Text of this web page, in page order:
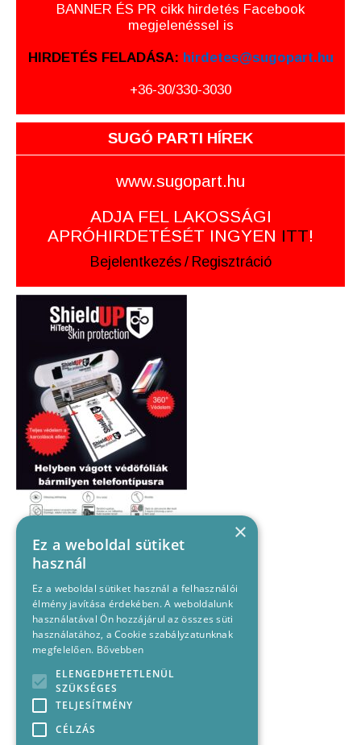
BANNER ÉS PR cikk hirdetés Facebook
megjelenéssel is
HIRDETÉS FELADÁSA: hirdetes@sugopart.hu
+36-30/330-3030
SUGÓ PARTI HÍREK
www.sugopart.hu
ADJA FEL LAKOSSÁGI
APRÓHIRDETÉSÉT INGYEN ITT!
Bejelentkezés / Regisztráció
×
Ez a weboldal sütiket
használ
Ez a weboldal sütiket használ a felhasználói
élmény javítása érdekében. A weboldalunk
használatával Ön hozzájárul az összes süti
használatához, a Cookie szabályzatunknak
megfelelően. Bővebben
ELENGEDHETETLENÜL
SZÜKSÉGES
TELJESÍTMÉNY
CÉLZÁS